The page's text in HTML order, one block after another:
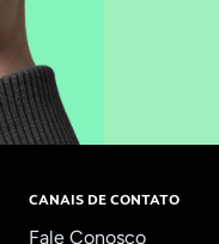
CANAIS DE CONTATO
Fale Conosco